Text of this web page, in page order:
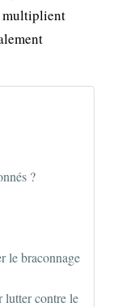
multiplient
?
le braconnage
lutter contre le